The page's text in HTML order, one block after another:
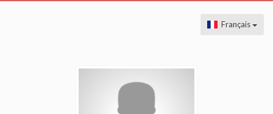
Français